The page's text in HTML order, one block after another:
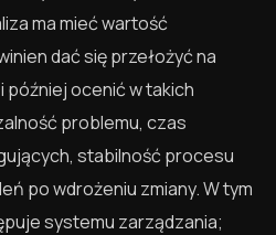
ma mieć wartość
dać się przełożyć na
później ocenić w takich
problemu, czas
stabilność procesu
po wdrożeniu zmiany. W tym
systemu zarządzania;